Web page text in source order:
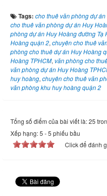
Tags: cho thuê văn phòng dự
cho thuê văn phòng dự án Huy
phòng dự án Huy Hoàng đường Tạ
Hoàng quận 2, chuyên cho thuê
phòng cho thuê dự án Huy Hoàng
Hoàng TPHCM, văn phòng cho
văn phòng dự án Huy Hoàng
huy hoàng, chuyên cho thuê văn
văn phòng khu huy hoàng quận 2
Tổng số điểm của bài viết là: 25
Xếp hạng:5 -5 phiếu bầu
Click để đánh